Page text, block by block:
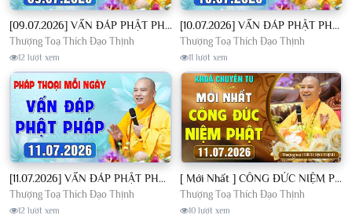
[09.07.2026] VẤN ĐÁP PHẬT PHÁP - Nghe Thầy giảng Pháp mỗi ngày CÔNG ĐỨC VÔ LƯỢNG│TT. Thích Đạo Thịnh
Thượng Toạ Thích Đạo Thịnh
12 lượt xem
[10.07.2026] VẤN ĐÁP PHẬT PHÁP - Nghe Thầy giảng Pháp mỗi ngày CÔNG ĐỨC VÔ LƯỢNG│TT. Thích Đạo Thịnh
Thượng Toạ Thích Đạo Thịnh
11 lượt xem
[11.07.2026] VẤN ĐÁP PHẬT PHÁP - Nghe Thầy giảng Pháp mỗi ngày CÔNG ĐỨC VÔ LƯỢNG│TT. Thích Đạo Thịnh
Thượng Toạ Thích Đạo Thịnh
12 lượt xem
[ Mới Nhất ] CÔNG ĐỨC NIỆM PHẬT - Khoá Chuyên Tu Chùa Khai Nguyên 11/07/2026 | TT. Thích Đạo Thịnh
Thượng Toạ Thích Đạo Thịnh
10 lượt xem